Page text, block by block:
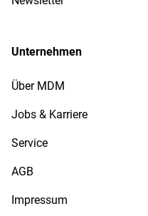
Unternehmen
Über MDM
Jobs & Karriere
Service
AGB
Impressum